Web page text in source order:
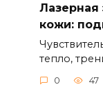
Лазерная
кожи:
тепло,
0 47